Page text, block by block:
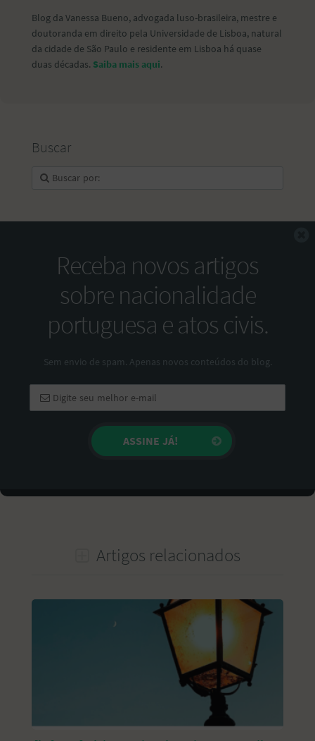
Blog da Vanessa Bueno, advogada luso-brasileira, mestre e
doutoranda em direito pela Universidade de Lisboa, natural
da cidade de São Paulo e residente em Lisboa há quase
duas décadas. Saiba mais aqui.
Buscar
Receba novos artigos
sobre nacionalidade
portuguesa e atos civis.
Sem envio de spam. Apenas novos conteúdos do blog.
Artigos relacionados